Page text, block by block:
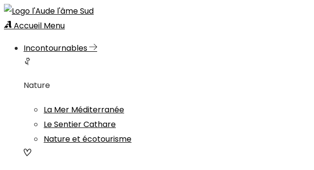
Accueil Menu
Incontournables
Nature
La Mer Méditerranée
Le Sentier Cathare
Nature et écotourisme